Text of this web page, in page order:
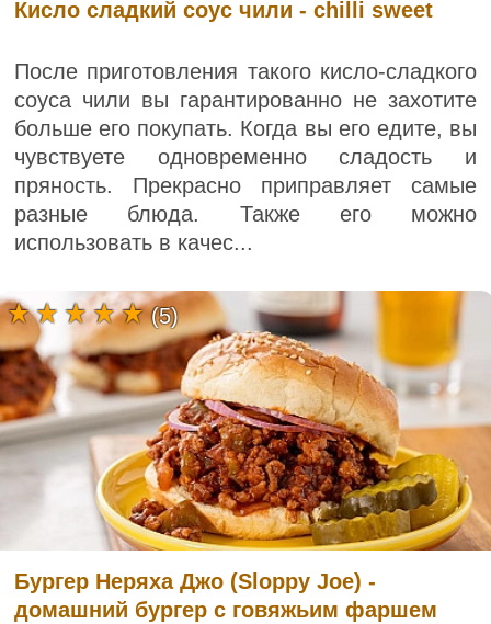
Кисло сладкий соус чили - chilli sweet
После приготовления такого кисло-сладкого
соуса чили вы гарантированно не захотите
больше его покупать. Когда вы его едите, вы
чувствуете одновременно сладость и
пряность. Прекрасно приправляет самые
разные блюда. Также его можно
использовать в качес...
Бургер Неряха Джо (Sloppy Joe) -
домашний бургер с говяжьим фаршем
(5)